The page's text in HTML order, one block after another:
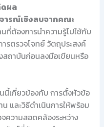
ดผล
ารณ์เชิงลบจากคณะ
นที่ต้องการนำความรู้ไปใช้กับ
ารตรวจโจทย์ วัตถุประสงค์
ถาบันก่อนลงมือเขียนหรือ
นี้เกี่ยวข้องกับ การตั้งหัวข้อ
และวิธีดำเนินการให้พร้อม
ความสอดคล้องระหว่าง